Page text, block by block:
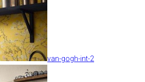
van-gogh-int-2